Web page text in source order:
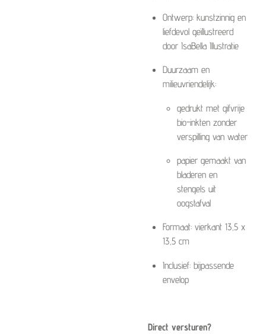
Ontwerp: kunstzinnig en
liefdevol geïllustreerd
door IsaBella Illustratie
Duurzaam en
milieuvriendelijk:
gedrukt met gifvrije
bio-inkten zonder
verspilling van water
papier gemaakt van
bladeren en
stengels uit
oogstafval
Formaat: vierkant 13,5 x
13,5 cm
Inclusief: bijpassende
envelop
Direct versturen?